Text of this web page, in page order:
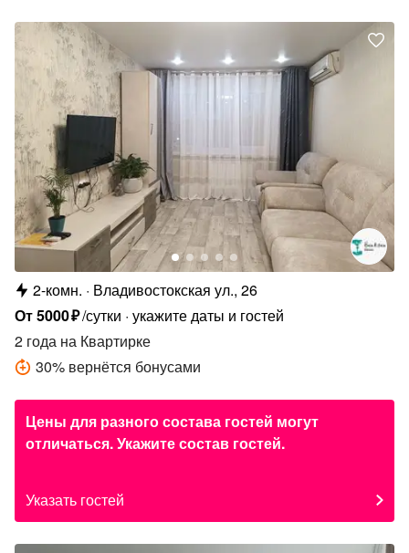
2-комн.
Владивостокская ул., 26
От5000₽/сутки укажите даты и гостей
2 года на Квартирке
30% вернётся бонусами
Цены для разного состава гостей могут
отличаться. Укажите состав гостей.
Указать гостей